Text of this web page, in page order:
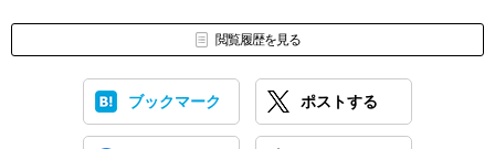
閲覧履歴を見る
ブックマーク ポストする